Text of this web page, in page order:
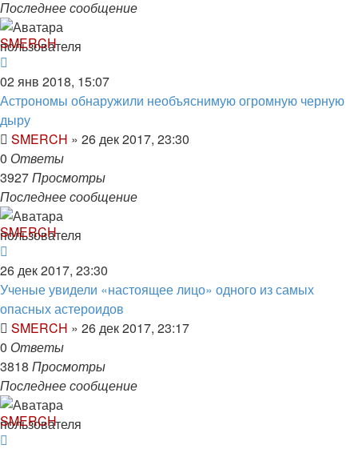
Последнее сообщение
SMERCH
02 янв 2018, 15:07
Астрономы обнаружили необъяснимую огромную черную
дыру
SMERCH » 26 дек 2017, 23:30
0 Ответы
3927Просмотры
Последнее сообщение
SMERCH
26 дек 2017, 23:30
Ученые увидели «настоящее лицо» одного из самых
опасных астероидов
SMERCH » 26 дек 2017, 23:17
0 Ответы
3818 Просмотры
Последнее сообщение
SMERCH